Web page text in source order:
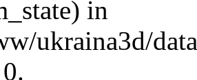
in
ukraina3d/